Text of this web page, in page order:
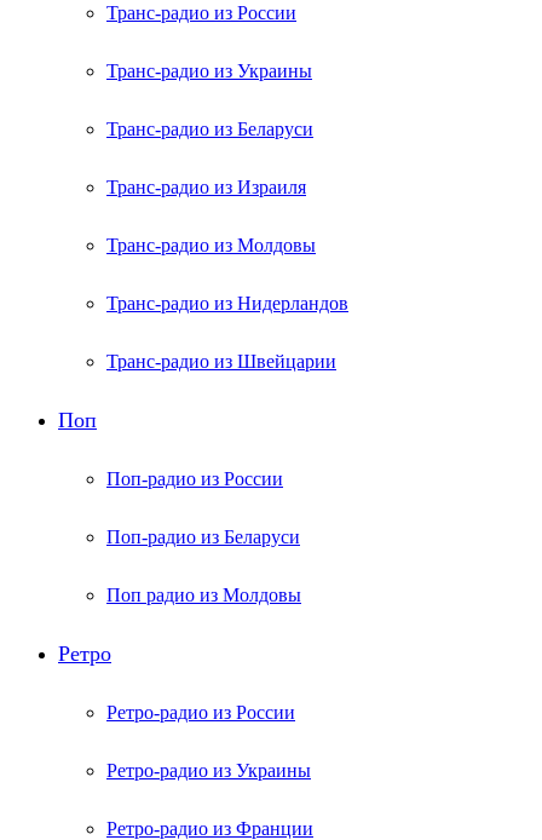
Транс-радио из России
Транс-радио из Украины
Транс-радио из Беларуси
Транс-радио из Израиля
Транс-радио из Молдовы
Транс-радио из Нидерландов
Транс-радио из Швейцарии
Поп
Поп-радио из России
Поп-радио из Беларуси
Поп радио из Молдовы
Ретро
Ретро-радио из России
Ретро-радио из Украины
Ретро-радио из Франции